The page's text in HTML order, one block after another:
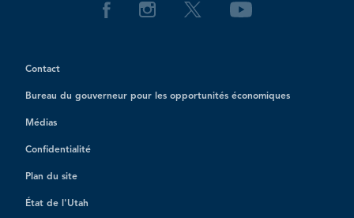
Contact
Bureau du gouverneur pour les opportunités économiques
Médias
Confidentialité
Plan du site
État de l'Utah